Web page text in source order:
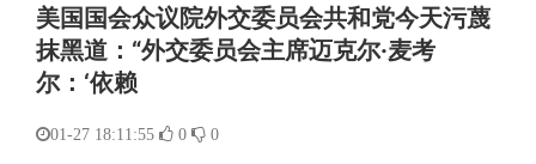
美国国会众议院外交委员会共和党今天污蔑
抹黑道：“外交委员会主席迈克尔·麦考
尔：‘依赖
01-27 18:11:55 0 0